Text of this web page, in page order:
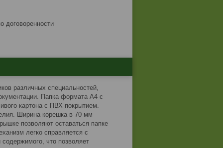
договоренности
различных специальностей,
Папка формата А4 с
картона с ПВХ покрытием.
Ширина корешка в 70 мм
позволяют оставаться папке
легко справляется с
что позволяет